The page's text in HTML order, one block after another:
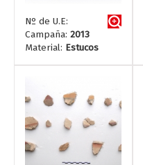
Nº de U.E:
Campaña: 2013
Material: Estucos